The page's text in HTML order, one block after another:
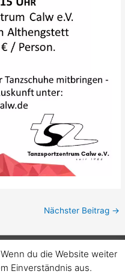
Nächster Beitrag →
Impressumdu die Website weiter
Einverständnis aus.